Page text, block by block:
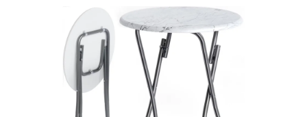
HVĚZDIČEK.